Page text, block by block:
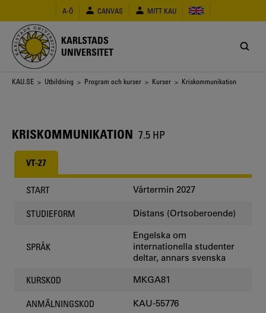
huvudinnehåll
A-Ö CANVAS MITT KAU
KARLSTADS
UNIVERSITET
Länkstig
KAU.SE > Utbildning > Program och kurser > Kurser > Kriskommunikation
KRISKOMMUNIKATION 7.5 HP
VT-27
START Vårtermin 2027
STUDIEFORM Distans (Ortsoberoende)
SPRÅK
Engelska om
internationella studenter
deltar, annars svenska
KURSKOD MKGA81
ANMÄLNINGSKOD KAU-55776